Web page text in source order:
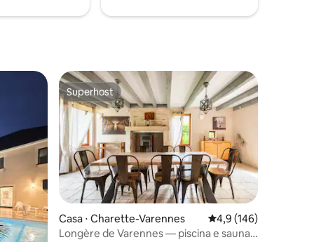
Superhost
Superhost
Casa ⋅ Charette-Varennes 4,9 de uma avaliação
4,9 (146)
Longère de Varennes — piscina e sauna